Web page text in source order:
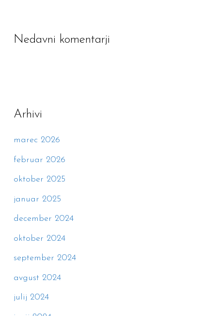
Nedavni komentarji
Arhivi
marec 2026
februar 2026
oktober 2025
januar 2025
december 2024
oktober 2024
september 2024
avgust 2024
julij 2024